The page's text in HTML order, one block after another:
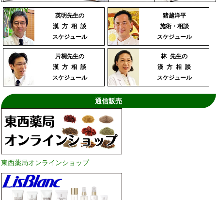
英明先生の
漢 方 相 談
スケジュール
猪越洋平
施術・相談
スケジュール
片桐先生の
漢 方 相 談
スケジュール
林 先生の
漢 方 相 談
スケジュール
通信販売
東西薬局オンラインショップ